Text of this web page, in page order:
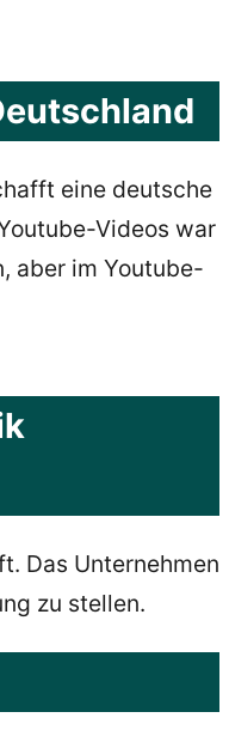
eine deutsche
Videos war
aber im Youtube-
Das Unternehmen
zu stellen.